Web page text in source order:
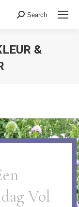
Search:
Search
&
Vol